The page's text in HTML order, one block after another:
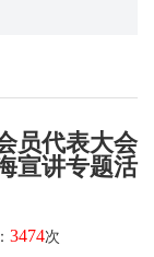
员代表大会
宣讲专题活
3474次